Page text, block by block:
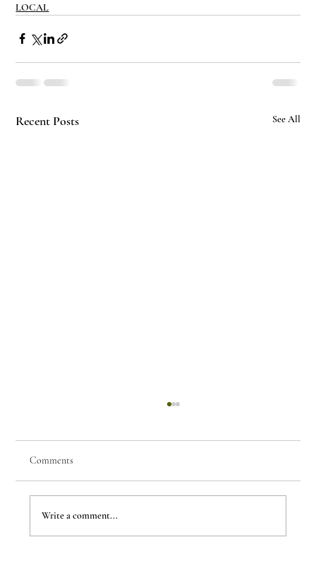
LOCAL
Recent Posts See All
The Evergreen Sindroms by Hej Studio
Comments
Write a comment...